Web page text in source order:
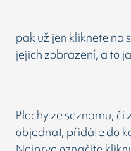
pak už jen kliknete na
jejich zobrazení, a to
Plochy ze seznamu, či
objednat, přidáte do